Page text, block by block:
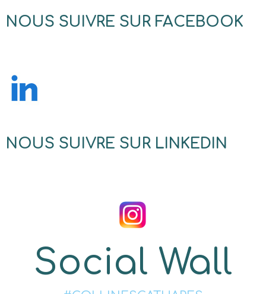
NOUS SUIVRE SUR FACEBOOK
NOUS SUIVRE SUR LINKEDIN
Social Wall